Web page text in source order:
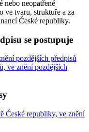
nebo neopatřené
ve tvaru, struktuře a za
České republiky.
se postupuje
pozdějších předpisů
ve znění pozdějších
České republiky, ve znění